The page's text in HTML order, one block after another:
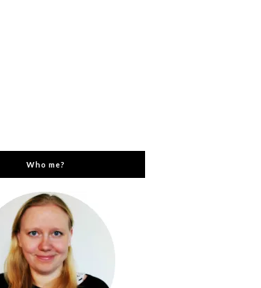
Who me?